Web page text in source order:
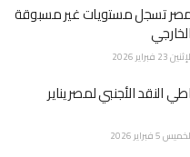
لمصر تسجل مستويات غير مسبوقة
23 فبراير 2026
النقد الأجنبي لمصر يناير
5 فبراير 2026